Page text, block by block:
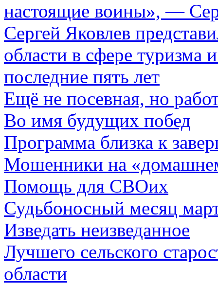
настоящие воины», —
Сергей Яковлев
области в сфере туризма
последние пять лет
Ещё не посевная, но
Во имя будущих побед
Программа близка к
Мошенники на
Помощь для СВОих
Судьбоносный месяц
Изведать неизведанное
Лучшего сельского
области